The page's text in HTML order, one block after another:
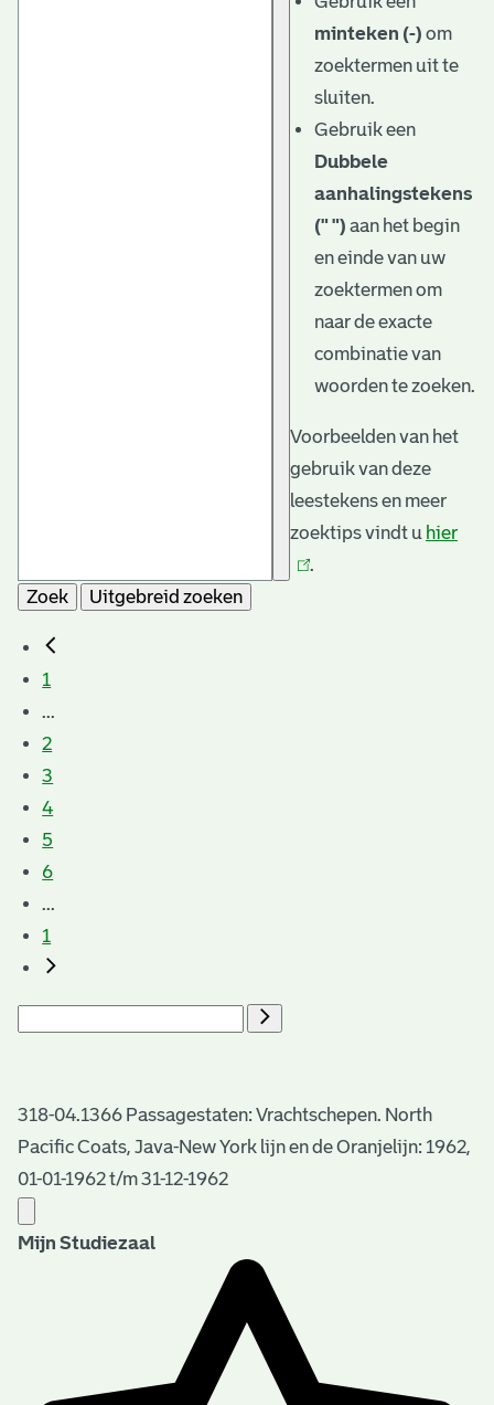
minteken (-) om
zoektermen uit te
sluiten.
Gebruik een
Dubbele
aanhalingstekens
(" ") aan het begin
en einde van uw
zoektermen om
naar de exacte
combinatie van
woorden te zoeken.
Voorbeelden van het
gebruik van deze
leestekens en meer
zoektips vindt u hier
.
Zoek
Uitgebreid zoeken
1
...
2
3
4
5
6
...
1
318-04.1366 Passagestaten: Vrachtschepen. North
Pacific Coats, Java-New York lijn en de Oranjelijn: 1962,
01-01-1962 t/m 31-12-1962
Mijn Studiezaal